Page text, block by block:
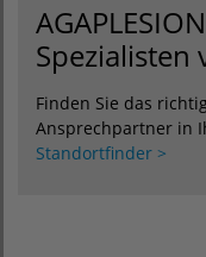
Spezialisten
Finden Sie das
Ansprechpartner in
Standortfinder >